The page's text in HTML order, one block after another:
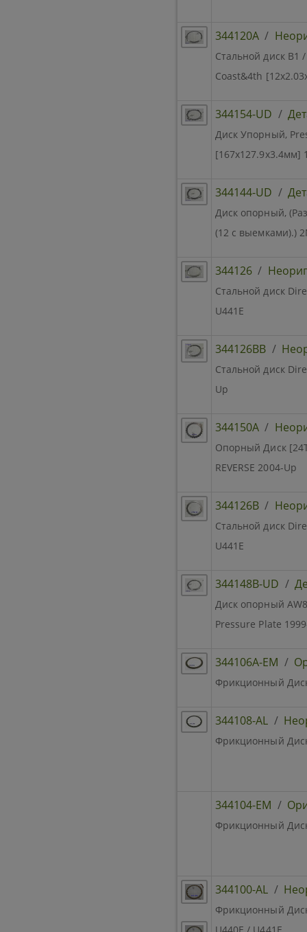
344120A /
Стальной диск
Coast&4th
344154-UD /
Диск Упорный,
[167х127.9х3.4мм]
344144-UD /
Диск опорный,
(12 с выемками).)
344126 /
Стальной диск
U441E
344126BB /
Стальной диск
Up
344150A /
Опорный Диск
REVERSE 2004-Up
344126B /
Стальной диск
U441E
344148B-UD /
Диск опорный
Pressure Plate
344106A-EM /
Фрикционный
344108-AL /
Фрикционный
344104-EM /
Фрикционный
344100-AL /
Фрикционный
U440E / U441E